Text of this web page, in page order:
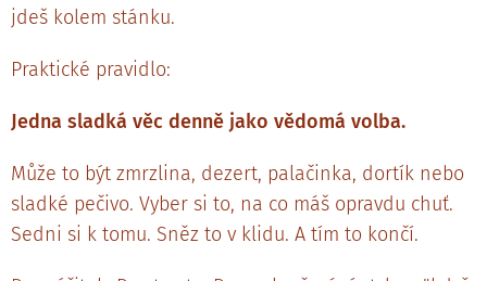
jdeš kolem stánku.
Praktické pravidlo:
Jedna sladká věc denně jako vědomá volba.
Může to být zmrzlina, dezert, palačinka, dortík nebo
sladké pečivo. Vyber si to, na co máš opravdu chuť.
Sedni si k tomu. Sněz to v klidu. A tím to končí.